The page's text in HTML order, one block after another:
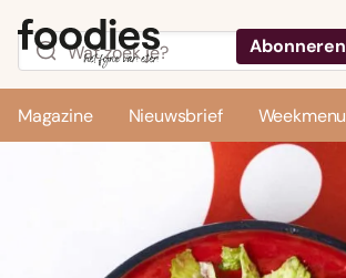
Abonneren
Magazine Nieuwsbrief Weekmenu